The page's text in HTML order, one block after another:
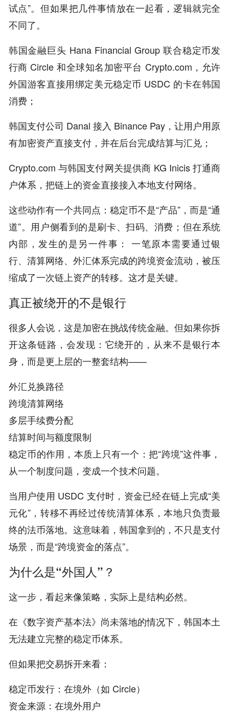
试点”。但如果把几件事情放在一起看，逻辑就完全
不同了。
韩国金融巨头 Hana Financial Group 联合稳定币发
行商 Circle 和全球知名加密平台 Crypto.com，允许
外国游客直接用绑定美元稳定币 USDC 的卡在韩国
消费；
韩国支付公司 Danal 接入 Binance Pay，让用户用原
有加密资产直接支付，并在后台完成结算与汇兑；
Crypto.com 与韩国支付网关提供商 KG Inicis 打通商
户体系，把链上的资金直接接入本地支付网络。
这些动作有一个共同点：稳定币不是“产品”，而是“通
道”。用户侧看到的是刷卡、扫码、消费；但在系统
内部，发生的是另一件事： 一笔原本需要通过银
行、清算网络、外汇体系完成的跨境资金流动，被压
缩成了一次链上资产的转移。这才是关键。
真正被绕开的不是银行
很多人会说，这是加密在挑战传统金融。但如果你拆
开这条链路，会发现：它绕开的，从来不是银行本
身，而是更上层的一整套结构——
外汇兑换路径
跨境清算网络
多层手续费分配
结算时间与额度限制
稳定币的作用，本质上只有一个：把“跨境”这件事，
从一个制度问题，变成一个技术问题。
当用户使用 USDC 支付时，资金已经在链上完成“美
元化”，转移不再经过传统清算体系，本地只负责最
终的法币落地。这意味着，韩国拿到的，不只是支付
场景，而是“跨境资金的落点”。
为什么是“外国人”？
这一步，看起来像策略，实际上是结构必然。
在《数字资产基本法》尚未落地的情况下，韩国本土
无法建立完整的稳定币体系。
但如果把交易拆开来看：
稳定币发行：在境外（如 Circle）
资金来源：在境外用户